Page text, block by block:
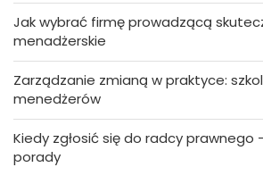
Jak wybrać firmę prowadzącą
menadżerskie
Zarządzanie zmianą w praktyce:
menedżerów
Kiedy zgłosić się do radcy prawnego
porady